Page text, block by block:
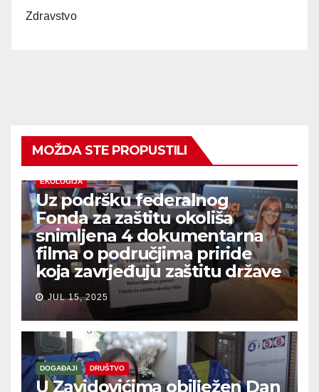
Zdravstvo
MOŽDA STE PROPUSTILI
EKOLOGIJA
Uz podršku federalnog
Fonda za zaštitu okoliša
snimljena 4 dokumentarna
filma o područjima priride
koja zavrjeđuju zaštitu države
JUL 15, 2025
DOGAĐAJI DRUŠTVO
U Zavidovićima obilježen Dan